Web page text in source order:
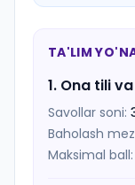
TA'LIM
1. Ona tili
Savollar soni:
Baholash
Maksimal ball: